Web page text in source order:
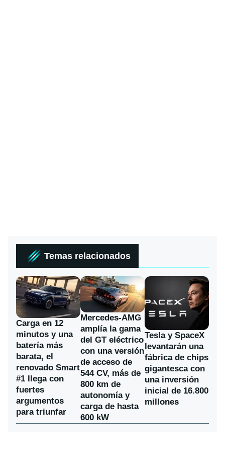
Temas relacionados
Carga en 12
minutos y una
batería más
barata, el
renovado Smart
#1 llega con
fuertes
argumentos
para triunfar
Mercedes-AMG
amplía la gama
del GT eléctrico
con una versión
de acceso de
544 CV, más de
800 km de
autonomía y
carga de hasta
600 kW
Tesla y SpaceX
levantarán una
fábrica de chips
gigantesca con
una inversión
inicial de 16.800
millones